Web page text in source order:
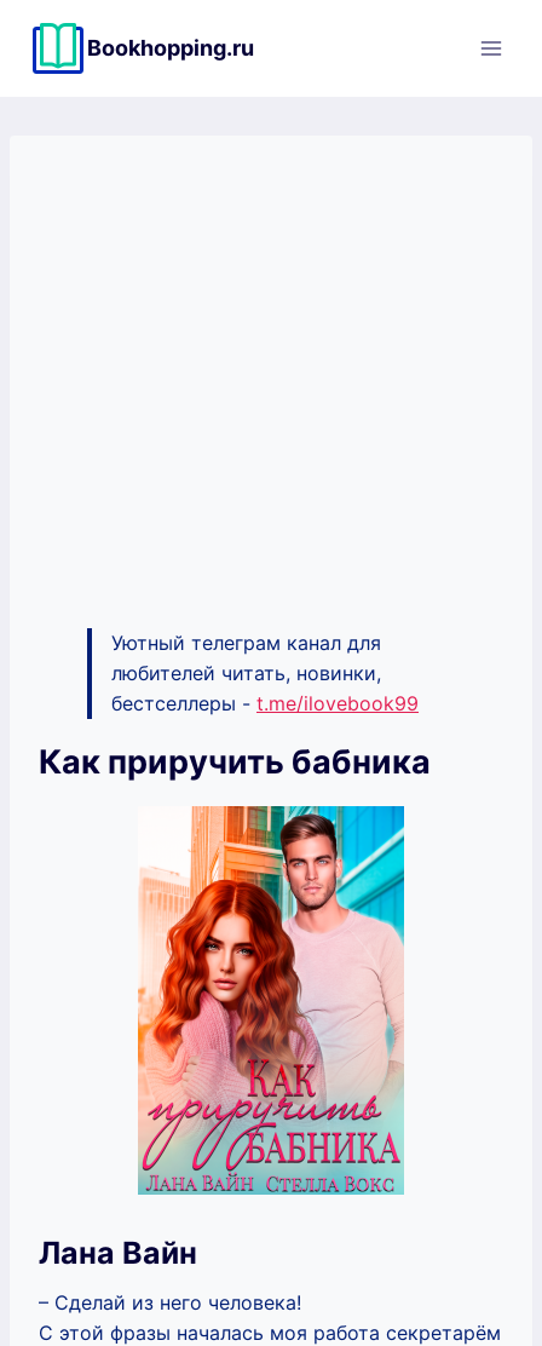
содержимому
Bookhopping.ru
Уютный телеграм канал для
любителей читать, новинки,
бестселлеры - t.me/ilovebook99
Как приручить бабника
Лана Вайн
– Сделай из него человека!
С этой фразы началась моя работа секретарём